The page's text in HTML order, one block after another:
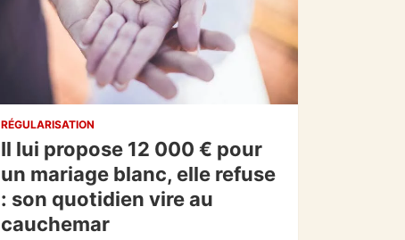
RÉGULARISATION
Il lui propose 12 000 € pour
un mariage blanc, elle refuse
: son quotidien vire au
cauchemar